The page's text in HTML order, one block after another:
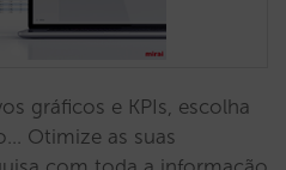
gráficos e KPIs, escolha
Otimize as suas